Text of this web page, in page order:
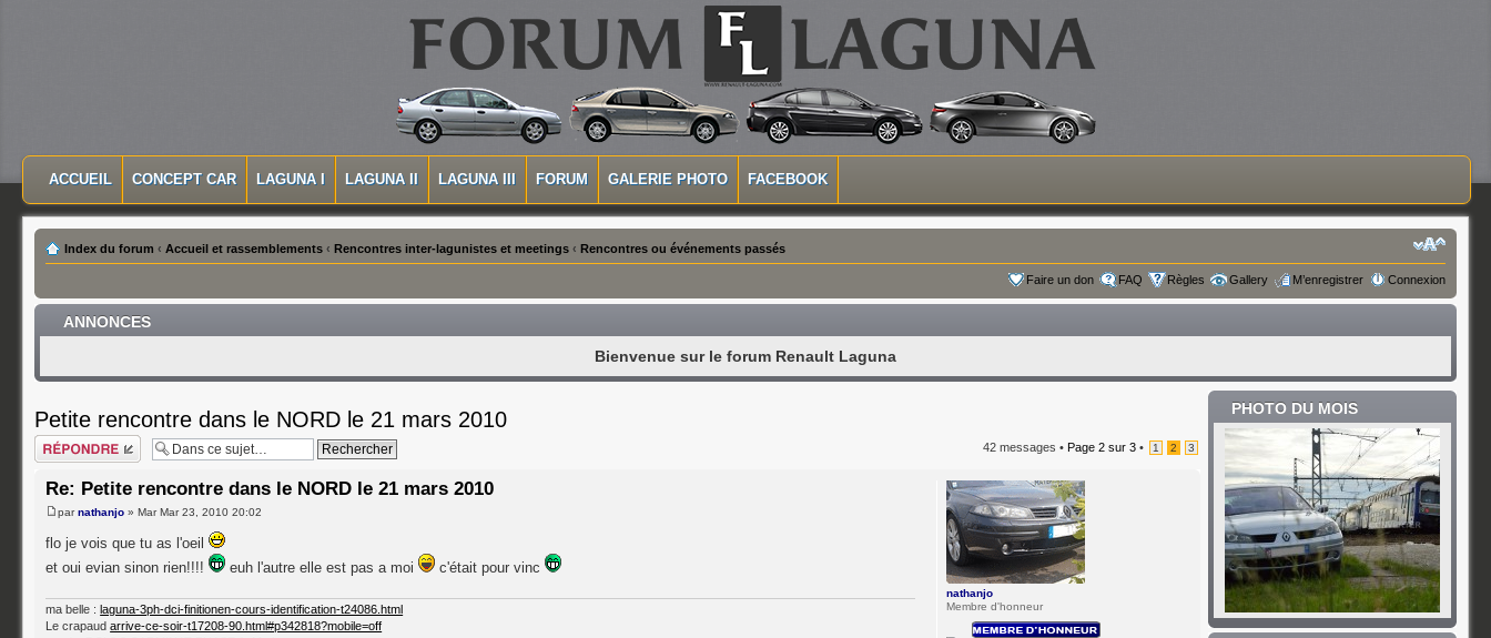
MENU PRINCIPAL
ACCUEIL CONCEPT CAR LAGUNA I LAGUNA II LAGUNA III FORUM GALERIE PHOTO FACEBOOK
Index du forum ‹ Accueil et rassemblements ‹ Rencontres inter-lagunistes et meetings ‹ Rencontres ou événements passés
Faire un don FAQ Règles Gallery M’enregistrer Connexion
ANNONCES
Bienvenue sur le forum Renault Laguna
Petite rencontre dans le NORD le 21 mars 2010
Répondre 42 messages •Page2 sur3 • 1 2 3
Re: Petite rencontre dans le NORD le 21 mars 2010
parnathanjo » Mar Mar 23, 2010 20:02
flo je vois que tu as l'oeil
et oui evian sinon rien!!!!
euh l'autre elle est pas a moi c'était pour vinc
ma belle :laguna-3ph-dci-finitionen-cours-identification-t24086.html
Le crapaudarrive-ce-soir-t17208-90.html#p342818?mobile=off
nathanjo
Membre d'honneur
PHOTO DU MOIS